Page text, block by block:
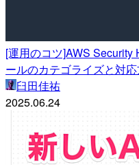
[運用のコツ]AWS Security
ールのカテゴライズと対
臼田佳祐
2025.06.24